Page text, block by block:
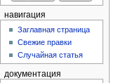
навигация
Заглавная страница
Свежие правки
Случайная статья
документация